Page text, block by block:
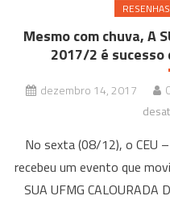
RESENHAS
Mesmo com chuva, A
2017/2 é sucesso
dezembro 14, 2017
No sexta (08/12), o CEU
recebeu um evento que
SUA UFMG CALOURADA